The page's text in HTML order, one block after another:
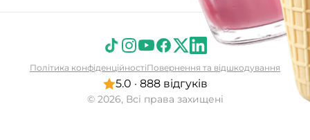
© 2026, Всі права захищені
5.0 · 888 відгуків
Політика конфіденційностіПовернення та відшкодування